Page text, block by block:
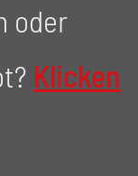
oder
Klicken